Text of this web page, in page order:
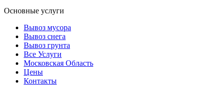
Основные услуги
Вывоз мусора
Вывоз снега
Вывоз грунта
Все Услуги
Московская Область
Цены
Контакты